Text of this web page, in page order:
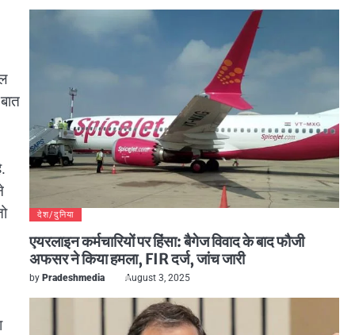
देश/दुनिया
एयरलाइन कर्मचारियों पर हिंसा: बैगेज विवाद के बाद फौजी
अफसर ने किया हमला, FIR दर्ज, जांच जारी
by Pradeshmedia August 3, 2025